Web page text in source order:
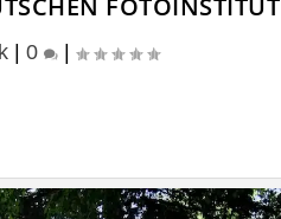
FOTOINSTITUT
| 0 |